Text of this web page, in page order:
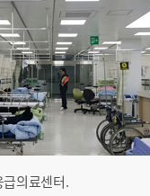
의료센터.